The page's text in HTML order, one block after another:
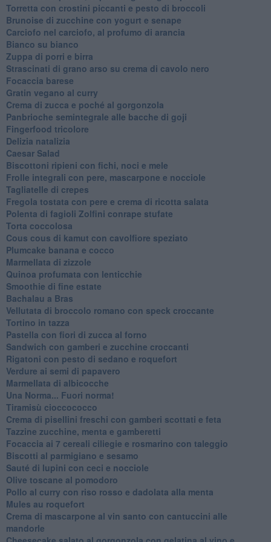
Torretta con crostini piccanti e pesto di broccoli
Brunoise di zucchine con yogurt e senape
Carciofo nel carciofo, al profumo di arancia
Bianco su bianco
Zuppa di porri e birra
Strascinati di grano arso su crema di cavolo nero
Focaccia barese
Gratin vegano al curry
Crema di zucca e poché al gorgonzola
Panbrioche semintegrale alle bacche di goji
Fingerfood tricolore
Delizia natalizia
Caesar Salad
Biscottoni ripieni con fichi, noci e mele
Frolle integrali con pere, mascarpone e nocciole
Tagliatelle di crepes
Fregola tostata con pere e crema di ricotta salata
Polenta di fagioli Zolfini conrape stufate
Torta coccolosa
Cous cous di kamut con cavolfiore speziato
Plumcake banana e cocco
Marmellata di zizzole
Quinoa profumata con lenticchie
Smoothie di fine estate
Bachalau a Bras
Vellutata di broccolo romano con speck croccante
Tortino in tazza
Pastella con fiori di zucca al forno
Sandwich con gamberi e zucchine croccanti
Rigatoni con pesto di sedano e roquefort
Verdure ai semi di papavero
Marmellata di albicocche
Una Norma... Fuori norma!
Tiramisù cioccococco
Crema di pisellini freschi con gamberi scottati e feta
Tazzine zucchine, menta e gamberetti
Focaccia ai 7 cereali ciliegie e rosmarino con taleggio
Biscotti al parmigiano e sesamo
Sauté di lupini con ceci e nocciole
Olive toscane al pomodoro
Pollo al curry con riso rosso e dadolata alla menta
Mules au roquefort
Crema di mascarpone al vin santo con cantuccini alle
mandorle